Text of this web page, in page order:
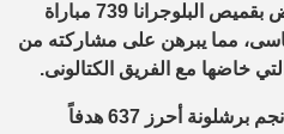
التنافسية منذ النشأة، حيث خاض بقميص البلوجرانا 739 مباراة
أساسى، مما يبرهن على مشاركته من
وأشارت، إلى أن ليونيل ميسي نجم برشلونة أحرز 637 هدفاً